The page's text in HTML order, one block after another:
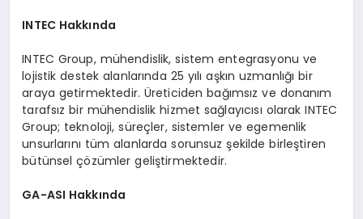
INTEC Hakkında
INTEC Group, mühendislik, sistem entegrasyonu ve
lojistik destek alanlarında 25 yılı aşkın uzmanlığı bir
araya getirmektedir. Üreticiden bağımsız ve donanım
tarafsız bir mühendislik hizmet sağlayıcısı olarak INTEC
Group; teknoloji, süreçler, sistemler ve egemenlik
unsurlarını tüm alanlarda sorunsuz şekilde birleştiren
bütünsel çözümler geliştirmektedir.
GA-ASI Hakkında